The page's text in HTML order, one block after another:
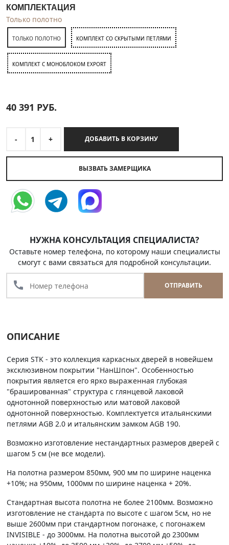
КОМПЛЕКТАЦИЯ
Только полотно
ТОЛЬКО ПОЛОТНО КОМПЛЕКТ СО СКРЫТЫМИ ПЕТЛЯМИ
КОМПЛЕКТ C МОНОБЛОКОМ EXPORT
40 391 РУБ.
- 1 + ДОБАВИТЬ В КОРЗИНУ
ВЫЗВАТЬ ЗАМЕРЩИКА
НУЖНА КОНСУЛЬТАЦИЯ СПЕЦИАЛИСТА?
Оставьте номер телефона, по которому наши специалисты
смогут с вами связаться для подробной консультации.
call ОТПРАВИТЬ
ОПИСАНИЕ
Серия STK - это коллекция каркасных дверей в новейшем
эксклюзивном покрытии "НанШпон". Особенностью
покрытия является его ярко выраженная глубокая
"брашированная" структура с глянцевой лаковой
однотонной поверхностью или матовой лаковой
однотонной поверхностью. Комплектуется итальянскими
петлями AGB 2.0 и итальянским замком AGB 190.
Возможно изготовление нестандартных размеров дверей с
шагом 5 см (не все модели).
На полотна размером 850мм, 900 мм по ширине наценка
+10%; на 950мм, 1000мм по ширине наценка + 20%.
Стандартная высота полотна не более 2100мм. Возможно
изготовление не стандарта по высоте с шагом 5см, но не
выше 2600мм при стандартном погонаже, с погонажем
INVISIBLE - до 3000мм. На полотна высотой до 2300мм